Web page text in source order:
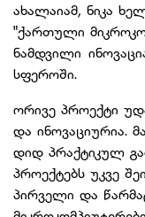
ახალაიამ, ნიკა
"ქართული
ნამდვილი
სფეროში.
ორივე პროექტი
და ინოვაციურია.
დიდ პრაქტიკულ
პროექტებს უკვე
პირველი და